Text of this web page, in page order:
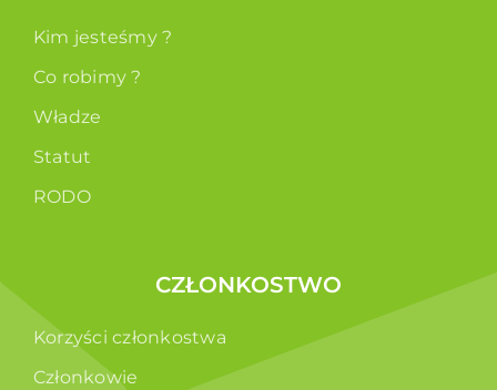
Kim jesteśmy ?
Co robimy ?
Władze
Statut
RODO
CZŁONKOSTWO
Korzyści członkostwa
Członkowie